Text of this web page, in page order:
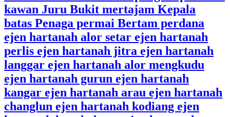
kawan Juru Bukit mertajam Kepala
batas Penaga permai Bertam perdana
ejen hartanah alor setar ejen hartanah
perlis ejen hartanah jitra ejen hartanah
langgar ejen hartanah alor mengkudu
ejen hartanah gurun ejen hartanah
kangar ejen hartanah arau ejen hartanah
changlun ejen hartanah kodiang ejen